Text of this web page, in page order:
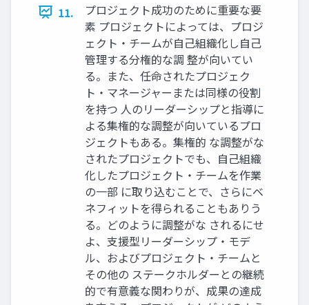
11.
プロジェクト成功のために重要な要
素 プロジェクトによっては、プロジ
ェクト・チームが自己組織化し自己
管理する分権的な調 整が向いてい
る。また、任命されたプロジェク
ト・マネージャーまたは同様の役割
を持つ 人のリーダーシップと指導に
よる集権的な調整が向いているプロ
ジェクトもある。集権的 な調整がな
されたプロジェクトでも、自己組織
化したプロジェクト・チームを作業
の一部 に取り込むことで、さらにベ
ネフィットを得られることもありう
る。どのように調整がな されるにせ
よ、支援型リーダーシップ・モデ
ル、およびプロジェクト・チームと
その他の ステークホルダーとの継続
的で有意義な関わりが、成果の達成